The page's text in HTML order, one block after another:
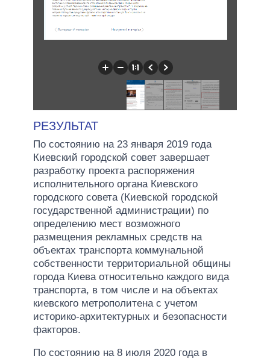
РЕЗУЛЬТАТ
По состоянию на 23 января 2019 года
Киевский городской совет завершает
разработку проекта распоряжения
исполнительного органа Киевского
городского совета (Киевской городской
государственной администрации) по
определению мест возможного
размещения рекламных средств на
объектах транспорта коммунальной
собственности территориальной общины
города Киева относительно каждого вида
транспорта, в том числе и на объектах
киевского метрополитена с учетом
историко-архитектурных и безопасности
факторов.
По состоянию на 8 июля 2020 года в